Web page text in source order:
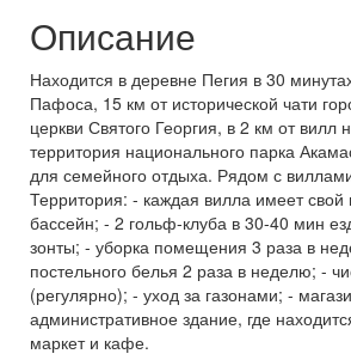
Описание
Находится в деревне Пегия в 30
Пафоса, 15 км от исторической чати
церкви Святого Георгия, в 2 км от вилл
территория национального парка
для семейного отдыха. Рядом с
Территория: - каждая вилла имеет свой
бассейн; - 2 гольф-клуба в 30-40 мин
зонты; - уборка помещения 3 раза в
постельного белья 2 раза в неделю; -
(регулярно); - уход за газонами; -
административное здание, где
маркет и кафе.